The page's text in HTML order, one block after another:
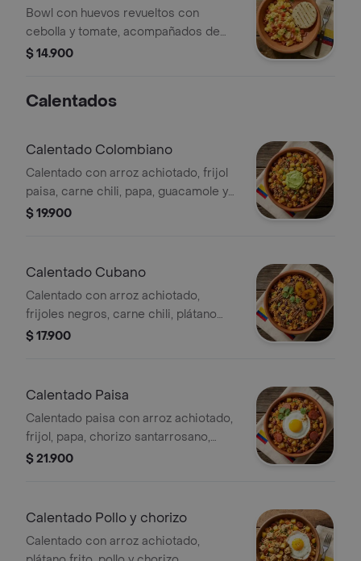
Bowl con huevos revueltos con
cebolla y tomate, acompañados de
arepita paisa.
$ 14.900
Calentados
Calentado Colombiano
Calentado con arroz achiotado, frijol
paisa, carne chili, papa, guacamole y
cilantro fresco.
$ 19.900
Calentado Cubano
Calentado con arroz achiotado,
frijoles negros, carne chili, plátano
frito y cilantro fresco.
$ 17.900
Calentado Paisa
Calentado paisa con arroz achiotado,
frijol, papa, chorizo santarrosano,
huevo y plátano frito, acompañado de
$ 21.900
Calentado Pollo y chorizo
Calentado con arroz achiotado,